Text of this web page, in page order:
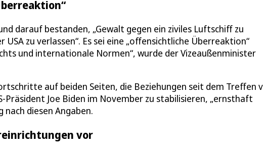
darauf bestanden, „Gewalt gegen ein ziviles Luftschiff zu
zu verlassen“. Es sei eine „offensichtliche Überreaktion“
und internationale Normen“, wurde der Vizeaußenminister
auf beiden Seiten, die Beziehungen seit dem Treffen
Präsident Joe Biden im November zu stabilisieren, „ernsthaft
diesen Angaben.
vor